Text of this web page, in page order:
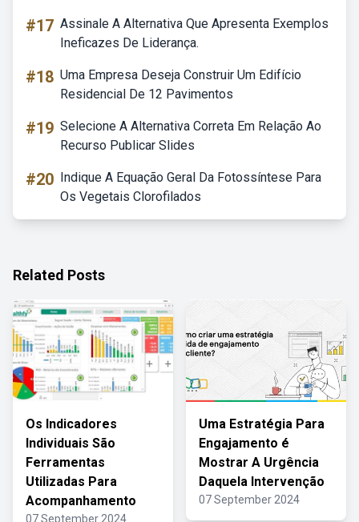
#17 Assinale A Alternativa Que Apresenta Exemplos
Ineficazes De Liderança.
#18 Uma Empresa Deseja Construir Um Edifício
Residencial De 12 Pavimentos
#19 Selecione A Alternativa Correta Em Relação Ao
Recurso Publicar Slides
#20 Indique A Equação Geral Da Fotossíntese Para
Os Vegetais Clorofilados
Related Posts
Os Indicadores
Individuais São
Ferramentas
Utilizadas Para
Acompanhamento
07 September 2024
Uma Estratégia Para
Engajamento é
Mostrar A Urgência
Daquela Intervenção
07 September 2024